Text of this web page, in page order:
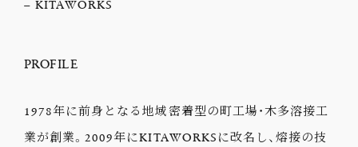
– KITAWORKS
PROFILE
1978年に前身となる地域密着型の町工場・木多溶接工
業が創業。2009年にKITAWORKSに改名し、熔接の技